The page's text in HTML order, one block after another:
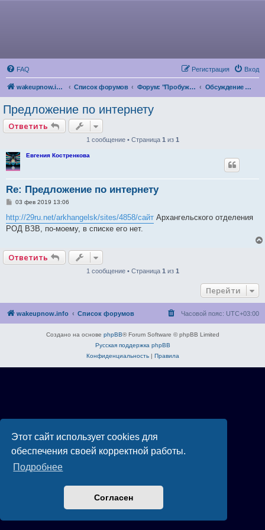
Этот сайт использует cookies для
обеспечения своей корректной работы.
Подробнее
Согласен
FAQ Вход
Регистрация
wakeupnow.info Список форумов Форум: "Пробуждение Разума" Обсуждение предложений
Предложение по интернету
Ответить
1 сообщение • Страница 1 из 1
Евгения Костренкова
Re: Предложение по интернету
С
о
б
щ
и
е
03 фев 2019 13:06
http://29ru.net/arkhangelsk/sites/4858/сайт Архангельского отделения
РОД ВЗВ, по-моему, в списке его нет.
Ответить
1 сообщение • Страница 1 из 1
Перейти
wakeupnow.info Список форумов Часовой пояс: UTC+03:00
Создано на основе phpBB® Forum Software © phpBB Limited
Русская поддержка phpBB
Конфиденциальность| Правила